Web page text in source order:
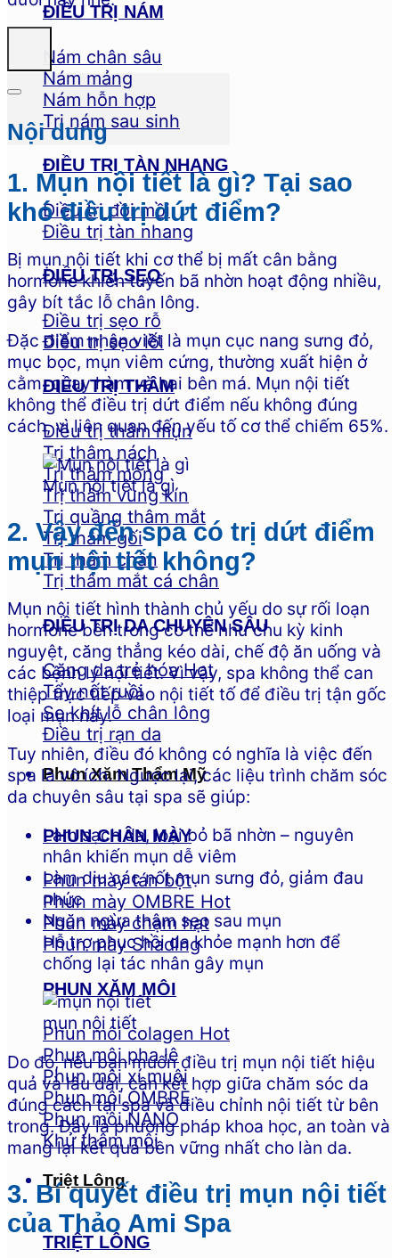
ĐIỀU TRỊ NÁM
Nám chân sâu
Nám mảng
Nám hỗn hợp
Trị nám sau sinh
ĐIỀU TRỊ TÀN NHANG
Điều trị đồi mồi
Điều trị tàn nhang
ĐIỀU TRỊ SẸO
Điều trị sẹo rỗ
Điều trị sẹo lồi
ĐIỀU TRỊ THÂM
Điều trị thâm mụn
Trị thâm nách
Trị thâm mông
Trị thâm vùng kín
Trị quầng thâm mắt
Trị thâm gối
Trị thâm chân
Trị thâm mắt cá chân
ĐIỀU TRỊ DA CHUYÊN SÂU
Căng da trẻ hóa
Tẩy nốt ruồi
Se khít lỗ chân lông
Điều trị rạn da
Phun Xăm Thẩm Mỹ
PHUN CHÂN MÀY
Phun mày tán bột
Phun mày OMBRE
Phun mày chạm hạt
Phun mày Shading
PHUN XĂM MÔI
Phun môi colagen
Phun môi pha lê
Phun môi xí muội
Phun môi OMBRE
Phun môi NANO
Khử thâm môi
Triệt Lông
TRIỆT LÔNG
Nội dung
1. Mụn nội tiết là gì? Tại sao
khó điều trị dứt điểm?
Bị mụn nội tiết khi cơ thể bị mất cân bằng
hormone khiến tuyến bã nhờn hoạt động nhiều,
gây bít tắc lỗ chân lông.
Đặc điểm nhận viết là mụn cục nang sưng đỏ,
mục bọc, mụn viêm cứng, thường xuất hiện ở
cằm, quay hàm và hai bên má. Mụn nội tiết
không thể điều trị dứt điểm nếu không đúng
cách, vì liên quan đến yếu tố cơ thể chiếm 65%.
Mụn nội tiết là gì
2. Vậy đến spa có trị dứt điểm
mụn nội tiết không?
Mụn nội tiết hình thành chủ yếu do sự rối loạn
hormone bên trong cơ thể như chu kỳ kinh
nguyệt, căng thẳng kéo dài, chế độ ăn uống và
các bệnh lý nội tiết. Vì vậy, spa không thể can
thiệp trực tiếp vào nội tiết tố để điều trị tận gốc
loại mụn này.
Tuy nhiên, điều đó không có nghĩa là việc đến
spa là vô ích. Ngược lại, các liệu trình chăm sóc
da chuyên sâu tại spa sẽ giúp:
Làm sạch da, loại bỏ bã nhờn – nguyên
nhân khiến mụn dễ viêm
Làm dịu các nốt mụn sưng đỏ, giảm đau
nhức
Ngăn ngừa thâm sẹo sau mụn
Hỗ trợ phục hồi da khỏe mạnh hơn để
chống lại tác nhân gây mụn
mụn nội tiết
Do đó, nếu bạn muốn điều trị mụn nội tiết hiệu
quả và lâu dài, cần kết hợp giữa chăm sóc da
đúng cách tại spa và điều chỉnh nội tiết từ bên
trong. Đây là phương pháp khoa học, an toàn và
mang lại kết quả bền vững nhất cho làn da.
3. Bí quyết điều trị mụn nội tiết
của Thảo Ami Spa